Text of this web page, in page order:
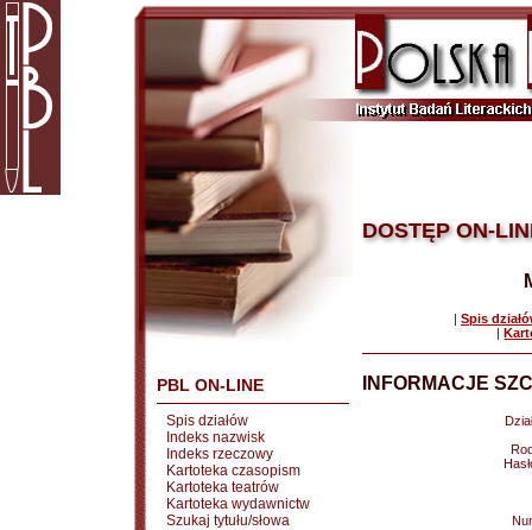
PBL ON-LINE
Spis działów
Indeks nazwisk
Indeks rzeczowy
Kartoteka czasopism
Kartoteka teatrów
Kartoteka wydawnictw
Szukaj tytułu/słowa
DOSTĘP ON-
| Spis
|
INFORMACJE